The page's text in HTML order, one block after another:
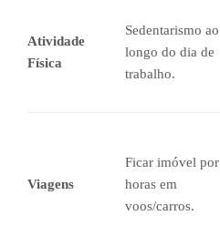
Atividade
Física
Sedentarismo ao
longo do dia de
trabalho.
Viagens
Ficar imóvel por
horas em
voos/carros.